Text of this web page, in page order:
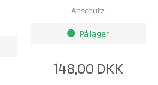
Anschütz
brightness_1 På lager
148,00 DKK